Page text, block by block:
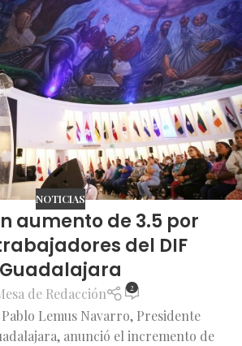
NOTICIAS
aumento de 3.5 por
del DIF
Guadalajara
de Redacción 2
Lemus Navarro, Presidente
anunció el incremento de